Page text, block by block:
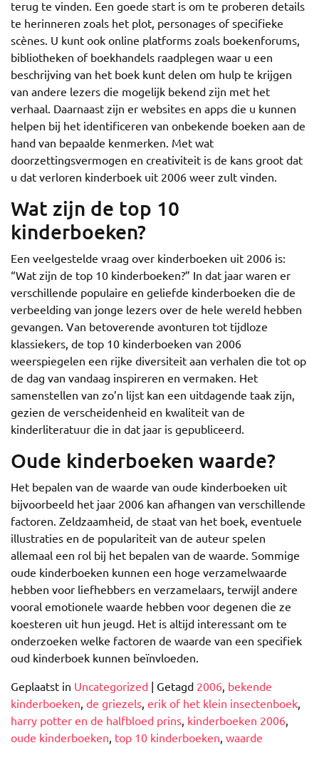
terug te vinden. Een goede start is om te proberen details
te herinneren zoals het plot, personages of specifieke
scènes. U kunt ook online platforms zoals boekenforums,
bibliotheken of boekhandels raadplegen waar u een
beschrijving van het boek kunt delen om hulp te krijgen
van andere lezers die mogelijk bekend zijn met het
verhaal. Daarnaast zijn er websites en apps die u kunnen
helpen bij het identificeren van onbekende boeken aan de
hand van bepaalde kenmerken. Met wat
doorzettingsvermogen en creativiteit is de kans groot dat
u dat verloren kinderboek uit 2006 weer zult vinden.
Wat zijn de top 10
kinderboeken?
Een veelgestelde vraag over kinderboeken uit 2006 is:
“Wat zijn de top 10 kinderboeken?” In dat jaar waren er
verschillende populaire en geliefde kinderboeken die de
verbeelding van jonge lezers over de hele wereld hebben
gevangen. Van betoverende avonturen tot tijdloze
klassiekers, de top 10 kinderboeken van 2006
weerspiegelen een rijke diversiteit aan verhalen die tot op
de dag van vandaag inspireren en vermaken. Het
samenstellen van zo’n lijst kan een uitdagende taak zijn,
gezien de verscheidenheid en kwaliteit van de
kinderliteratuur die in dat jaar is gepubliceerd.
Oude kinderboeken waarde?
Het bepalen van de waarde van oude kinderboeken uit
bijvoorbeeld het jaar 2006 kan afhangen van verschillende
factoren. Zeldzaamheid, de staat van het boek, eventuele
illustraties en de populariteit van de auteur spelen
allemaal een rol bij het bepalen van de waarde. Sommige
oude kinderboeken kunnen een hoge verzamelwaarde
hebben voor liefhebbers en verzamelaars, terwijl andere
vooral emotionele waarde hebben voor degenen die ze
koesteren uit hun jeugd. Het is altijd interessant om te
onderzoeken welke factoren de waarde van een specifiek
oud kinderboek kunnen beïnvloeden.
Geplaatst in Uncategorized | Getagd 2006, bekende
kinderboeken, de griezels, erik of het klein insectenboek,
harry potter en de halfbloed prins, kinderboeken 2006,
oude kinderboeken, top 10 kinderboeken, waarde